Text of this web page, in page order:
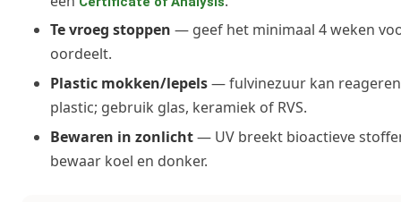
Te vroeg stoppen — geef het minimaal 4 weken
oordeelt.
Plastic mokken/lepels— fulvinezuur kan
plastic; gebruik glas, keramiek of RVS.
Bewaren in zonlicht— UV breekt bioactieve
bewaar koel en donker.